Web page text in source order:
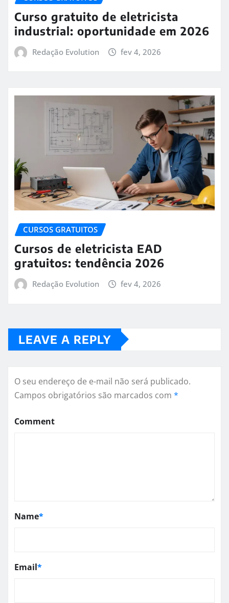
Curso gratuito de eletricista
industrial: oportunidade em 2026
Redação Evolution fev 4, 2026
CURSOS GRATUITOS
Cursos de eletricista EAD
gratuitos: tendência 2026
Redação Evolution fev 4, 2026
LEAVE A REPLY
O seu endereço de e-mail não será publicado.
Campos obrigatórios são marcados com *
Comment
Name*
Email*